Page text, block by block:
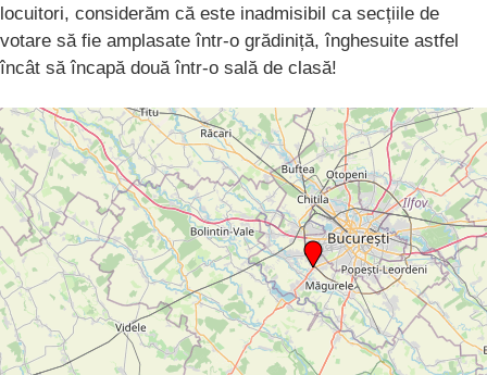
locuitori, considerăm că este inadmisibil ca secțiile de
votare să fie amplasate într-o grădiniță, înghesuite astfel
încât să încapă două într-o sală de clasă!